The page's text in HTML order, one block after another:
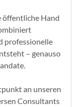
öffentliche Hand
professionelle
– genauso
an unseren
Consultants